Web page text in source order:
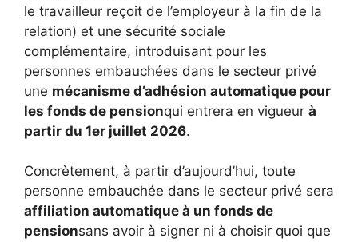
le travailleur reçoit de l’employeur à la fin de la
relation) et une sécurité sociale
complémentaire, introduisant pour les
personnes embauchées dans le secteur privé
une mécanisme d’adhésion automatique pour
les fonds de pensionqui entrera en vigueur à
partir du 1er juillet 2026.
Concrètement, à partir d’aujourd’hui, toute
personne embauchée dans le secteur privé sera
affiliation automatique à un fonds de
pensionsans avoir à signer ni à choisir quoi que